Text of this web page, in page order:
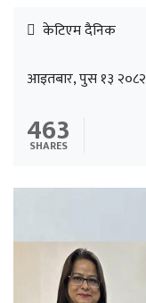
केटिएम दैनिक
आइतबार, पुस १३ २०८२
463
SHARES